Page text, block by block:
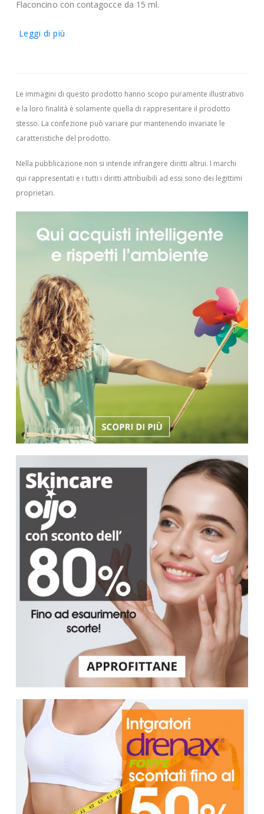
Flaconcino con contagocce da 15 ml.
Leggi di più
Le immagini di questo prodotto hanno scopo puramente illustrativo
e la loro finalità è solamente quella di rappresentare il prodotto
stesso. La confezione può variare pur mantenendo invariate le
caratteristiche del prodotto.
Nella pubblicazione non si intende infrangere diritti altrui. I marchi
qui rappresentati e i tutti i diritti attribuibili ad essi sono dei legittimi
proprietari.